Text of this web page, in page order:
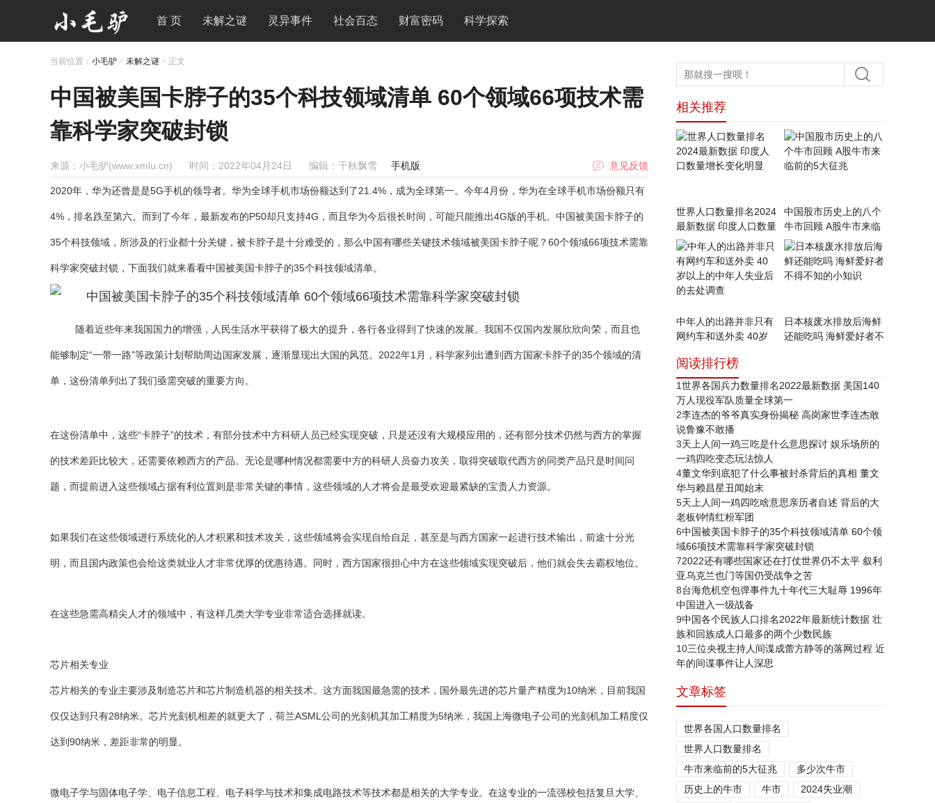
首 页 未解之谜 灵异事件 社会百态 财富密码 科学探索
当前位置： 小毛驴 > 未解之谜 > 正文
中国被美国卡脖子的35个科技领域清单 60个领域66项技术需
靠科学家突破封锁
来源：小毛驴(www.xmlu.cn) 时间：2022年04月24日 编辑：千秋飘雪 手机版 意见反馈
2020年，华为还曾是是5G手机的领导者。 华为全球手机市场份额达到了21.4%，成为全球第一。今年4月份，华为在全球手机市场份额只有
4%，排名跌至第六。 而到了今年，最新发布的P50却只支持4G，而且华为今后很长时间，可能只能推出4G版的手机。 中国被美国卡脖子的
35个科技领域，所涉及的行业都十分关键，被卡脖子是十分难受的，那么中国有哪些关键技术领域被美国卡脖子呢？60个领域66项技术需靠
科学家突破封锁，下面我们就来看看中国被美国卡脖子的35个科技领域清单。
随着近些年来我国国力的增强，人民生活水平获得了极大的提升，各行各业得到了快速的发展。我国不仅国内发展欣欣向荣，而且也
能够制定“一带一路”等政策计划帮助周边国家发展，逐渐显现出大国的风范。2022年1月，科学家列出遭到西方国家卡脖子的35个领域的清
单，这份清单列出了我们亟需突破的重要方向。
在这份清单中，这些“卡脖子”的技术，有部分技术中方科研人员已经实现突破，只是还没有大规模应用的，还有部分技术仍然与西方的掌握
的技术差距比较大，还需要依赖西方的产品。无论是哪种情况都需要中方的科研人员奋力攻关，取得突破取代西方的同类产品只是时间问
题，而提前进入这些领域占据有利位置则是非常关键的事情，这些领域的人才将会是最受欢迎最紧缺的宝贵人力资源。
如果我们在这些领域进行系统化的人才积累和技术攻关，这些领域将会实现自给自足，甚至是与西方国家一起进行技术输出，前途十分光
明，而且国内政策也会给这类就业人才非常优厚的优惠待遇。同时，西方国家很担心中方在这些领域实现突破后，他们就会失去霸权地位。
在这些急需高精尖人才的领域中，有这样几类大学专业非常适合选择就读。
芯片相关专业
芯片相关的专业主要涉及制造芯片和芯片制造机器的相关技术。这方面我国最急需的技术，国外最先进的芯片量产精度为10纳米，目前我国
仅仅达到只有28纳米。芯片光刻机相差的就更大了，荷兰ASML公司的光刻机其加工精度为5纳米，我国上海微电子公司的光刻机加工精度仅
达到90纳米，差距非常的明显。
微电子学与固体电子学、电子信息工程、电子科学与技术和集成电路技术等技术都是相关的大学专业。在这专业的一流强校包括复旦大学、
相关推荐
世界人口数量排名2024
最新数据 印度人口数量
增长变化明显
中国股市历史上的八个
牛市回顾 A股牛市来临
前的5大征兆
中年人的出路并非只有
网约车和送外卖 40岁
去处调查
日本核废水排放后海鲜
还能吃吗 海鲜爱好者不
阅读排行榜
1世界各国兵力数量排名2022最新数据 美国140
万人现役军队质量全球第一
2李连杰的爷爷真实身份揭秘 高岗家世李连杰敢
说鲁豫不敢播
3天上人间一鸡三吃是什么意思探讨 娱乐场所的
一鸡四吃变态玩法惊人
4董文华到底犯了什么事被封杀背后的真相 董文
华与赖昌星丑闻始末
5天上人间一鸡四吃啥意思亲历者自述 背后的大
老板钟情红粉军团
6中国被美国卡脖子的35个科技领域清单 60个领
域66项技术需靠科学家突破封锁
72022还有哪些国家还在打仗世界仍不太平 叙利
亚乌克兰也门等国仍受战争之苦
8台海危机空包弹事件九十年代三大耻辱 1996年
中国进入一级战备
9中国各个民族人口排名2022年最新统计数据 壮
族和回族成人口最多的两个少数民族
10三位央视主持人间谍成蕾方静等的落网过程 近
年的间谍事件让人深思
文章标签
世界各国人口数量排名
世界人口数量排名
牛市来临前的5大征兆
多少次牛市
历史上的牛市
牛市
2024失业潮